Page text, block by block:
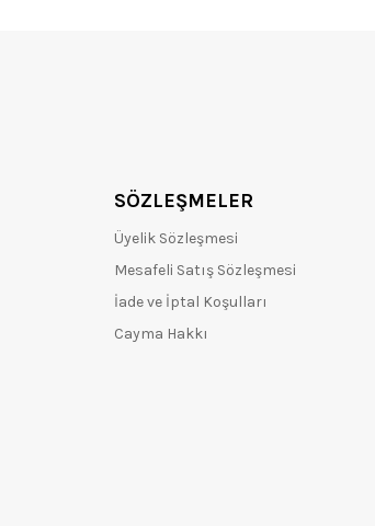
SÖZLEŞMELER
Üyelik Sözleşmesi
Mesafeli Satış Sözleşmesi
İade ve İptal Koşulları
Cayma Hakkı